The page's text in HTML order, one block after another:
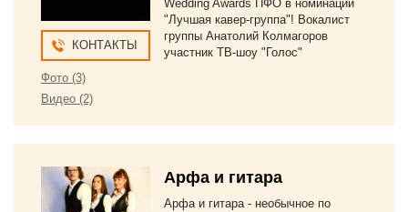
КОНТАКТЫ
Фото (3)
Видео (2)
Wedding Awards ПФО в номинации
"Лучшая кавер-группа"! Вокалист
группы Анатолий Колмагоров
участник ТВ-шоу "Голос"
Арфа и гитара
Арфа и гитара - необычное по